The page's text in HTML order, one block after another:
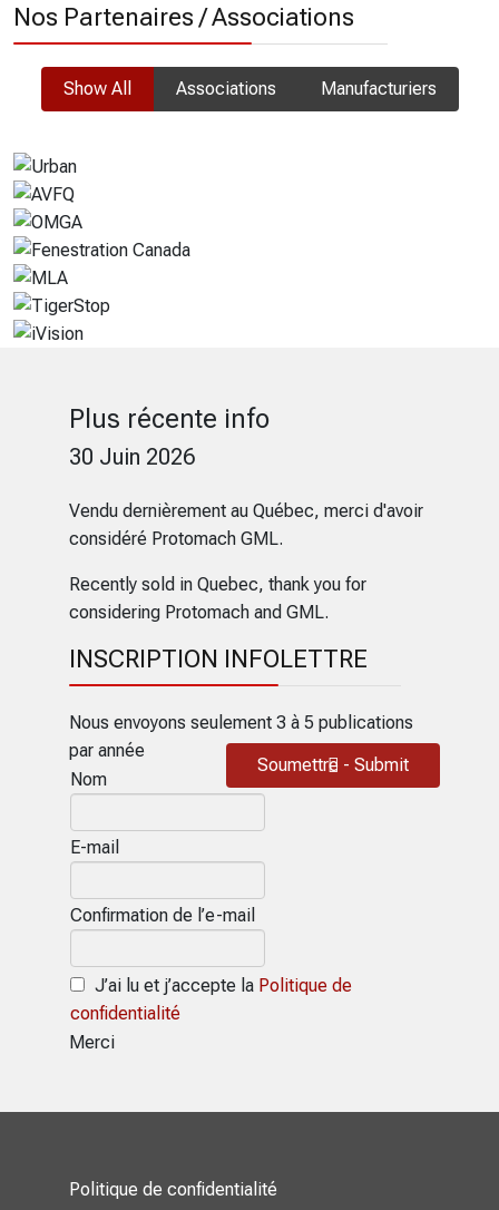
Nos Partenaires / Associations
Show All Associations Manufacturiers
Plus récente info
30 Juin 2026
Vendu dernièrement au Québec, merci d'avoir
considéré Protomach GML.
Recently sold in Quebec, thank you for
considering Protomach and GML.
INSCRIPTION INFOLETTRE
Nous envoyons seulement 3 à 5 publications
par année
Nom
E-mail
Confirmation de l’e-mail
J’ai lu et j’accepte la Politique de
confidentialité
Soumettre - Submit
Merci
Politique de confidentialité